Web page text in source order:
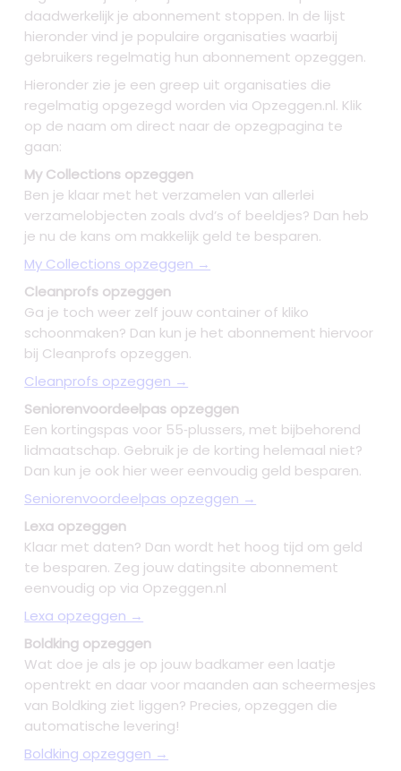
daadwerkelijk je abonnement stoppen. In de lijst
hieronder vind je populaire organisaties waarbij
gebruikers regelmatig hun abonnement opzeggen.
Hieronder zie je een greep uit organisaties die
regelmatig opgezegd worden via Opzeggen.nl. Klik
op de naam om direct naar de opzegpagina te
gaan:
My Collections opzeggen
Ben je klaar met het verzamelen van allerlei
verzamelobjecten zoals dvd’s of beeldjes? Dan heb
je nu de kans om makkelijk geld te besparen.
My Collections opzeggen →
Cleanprofs opzeggen
Ga je toch weer zelf jouw container of kliko
schoonmaken? Dan kun je het abonnement hiervoor
bij Cleanprofs opzeggen.
Cleanprofs opzeggen →
Seniorenvoordeelpas opzeggen
Een kortingspas voor 55‑plussers, met bijbehorend
lidmaatschap. Gebruik je de korting helemaal niet?
Dan kun je ook hier weer eenvoudig geld besparen.
Seniorenvoordeelpas opzeggen →
Lexa opzeggen
Klaar met daten? Dan wordt het hoog tijd om geld
te besparen. Zeg jouw datingsite abonnement
eenvoudig op via Opzeggen.nl
Lexa opzeggen →
Boldking opzeggen
Wat doe je als je op jouw badkamer een laatje
opentrekt en daar voor maanden aan scheermesjes
van Boldking ziet liggen? Precies, opzeggen die
automatische levering!
Boldking opzeggen →